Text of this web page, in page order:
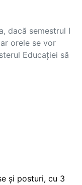
dacă semestrul I
orele se vor
Educației să
și posturi, cu 3